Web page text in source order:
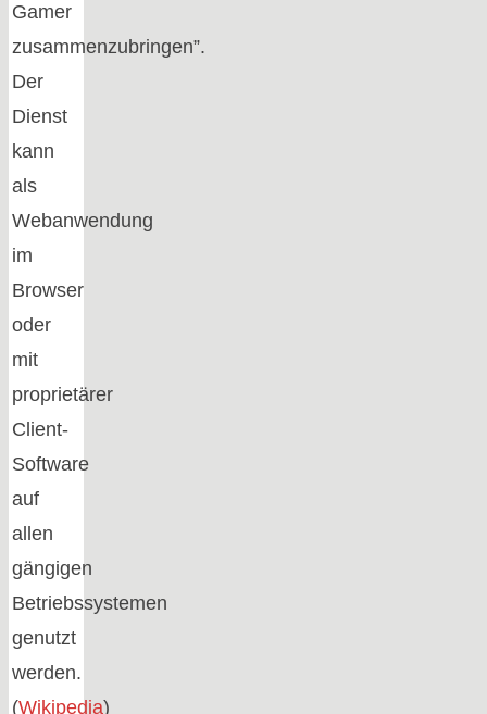
Gamer
zusammenzubringen”.
Der
Dienst
kann
als
Webanwendung
im
Browser
oder
mit
proprietärer
Client-
Software
auf
allen
gängigen
Betriebssystemen
genutzt
werden.
(Wikipedia)